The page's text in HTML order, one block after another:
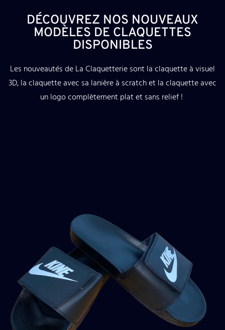
DÉCOUVREZ NOS NOUVEAUX
MODÈLES DE CLAQUETTES
DISPONIBLES
Les nouveautés de La Claquetterie sont la claquette à visuel
3D, la claquette avec sa lanière à scratch et la claquette avec
un logo complètement plat et sans relief !